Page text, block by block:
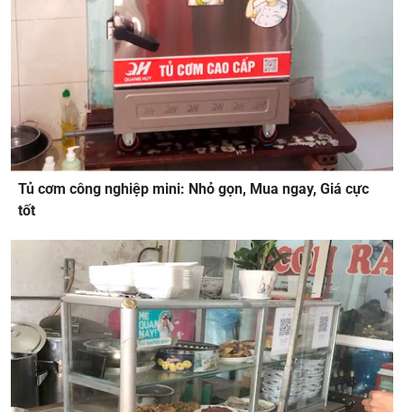
Tủ cơm công nghiệp mini: Nhỏ gọn, Mua ngay, Giá cực
tốt